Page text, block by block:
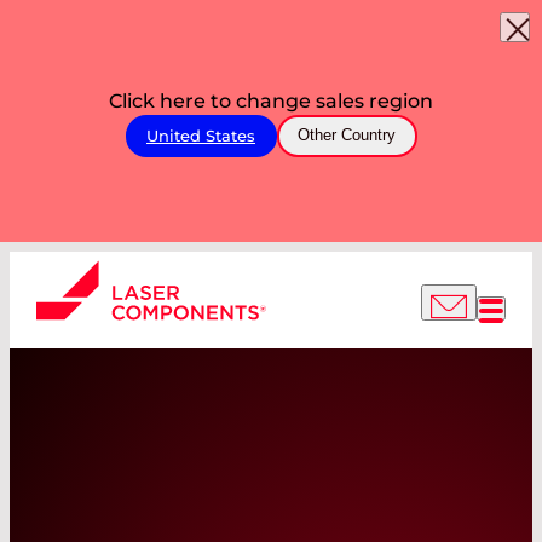
Click here to change sales region
United States Other Country